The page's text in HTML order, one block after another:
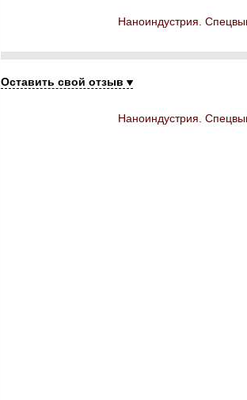
Наноиндустрия.
Оставить свой отзыв
Наноиндустрия.